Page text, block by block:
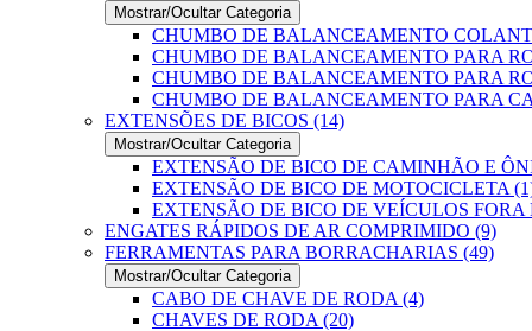
Mostrar/Ocultar Categoria
CHUMBO DE BALANCEAMENTO
CHUMBO DE BALANCEAMENTO PARA
CHUMBO DE BALANCEAMENTO PARA
CHUMBO DE BALANCEAMENTO PARA
EXTENSÕES DE BICOS (14)
Mostrar/Ocultar Categoria
EXTENSÃO DE BICO DE CAMINHÃO E
EXTENSÃO DE BICO DE MOTOCICLETA
EXTENSÃO DE BICO DE VEÍCULOS FORA
ENGATES RÁPIDOS DE AR COMPRIMIDO (9)
FERRAMENTAS PARA BORRACHARIAS (49)
Mostrar/Ocultar Categoria
CABO DE CHAVE DE RODA (4)
CHAVES DE RODA (20)